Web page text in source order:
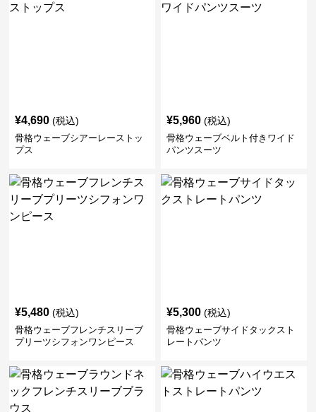
¥4,690 (税込)
骨格ウェーブシアーレーストッ
プス
¥5,960 (税込)
骨格ウェーブベルト付きワイド
パンツスーツ
¥5,480 (税込)
骨格ウェーブフレンチスリーブ
プリーツシフォンワンピース
¥5,300 (税込)
骨格ウェーブサイドタックスト
レートパンツ